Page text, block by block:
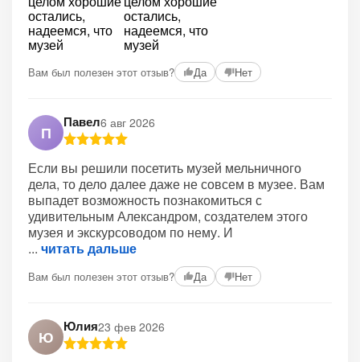
Вам был полезен этот отзыв? Да Нет
П
Павел6 авг 2026
Если вы решили посетить музей мельничного
дела, то дело далее даже не совсем в музее. Вам
выпадет возможность познакомиться с
удивительным Александром, создателем этого
музея и экскурсоводом по нему. И
читать дальше
Вам был полезен этот отзыв? Да Нет
Ю
Юлия23 фев 2026